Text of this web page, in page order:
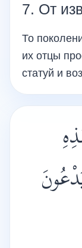
7. От
То
их отцы
статуй и